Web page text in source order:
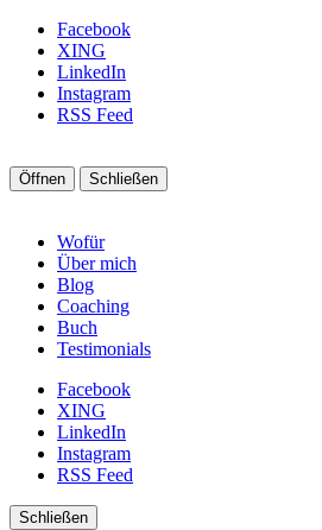
Facebook
XING
LinkedIn
Instagram
RSS Feed
Öffnen Schließen
Wofür
Über mich
Blog
Coaching
Buch
Testimonials
Facebook
XING
LinkedIn
Instagram
RSS Feed
Schließen